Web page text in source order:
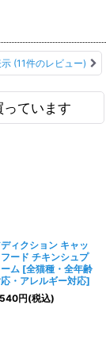
ないのか？ど
(11件のレビュー)
ています
ィクション キャッ
フード チキンシュプ
ーム [全猫種・全年齢
・アレルギー対応]
円(税込)